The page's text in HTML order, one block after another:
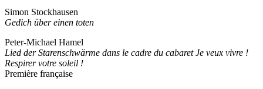
Simon Stockhausen
Gedich über einen toten
Peter-Michael Hamel
Lied der Starenschwärme dans le cadre du cabaret Je veux vivre !
Respirer votre soleil !
Première française